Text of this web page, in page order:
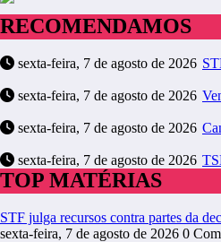
RECOMENDAMOS
sexta-feira, 7 de agosto de 2026
sexta-feira, 7 de agosto de 2026
sexta-feira, 7 de agosto de 2026
sexta-feira, 7 de agosto de 2026
TOP MATÉRIAS
STF julga recursos contra partes da
sexta-feira, 7 de agosto de 2026 0